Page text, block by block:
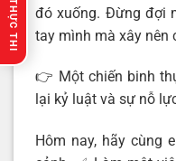
đó xuống. Đừng đợi
tay mình mà xây nên
👉 Một chiến binh
lại kỷ luật và sự nỗ
Hôm nay, hãy cùng